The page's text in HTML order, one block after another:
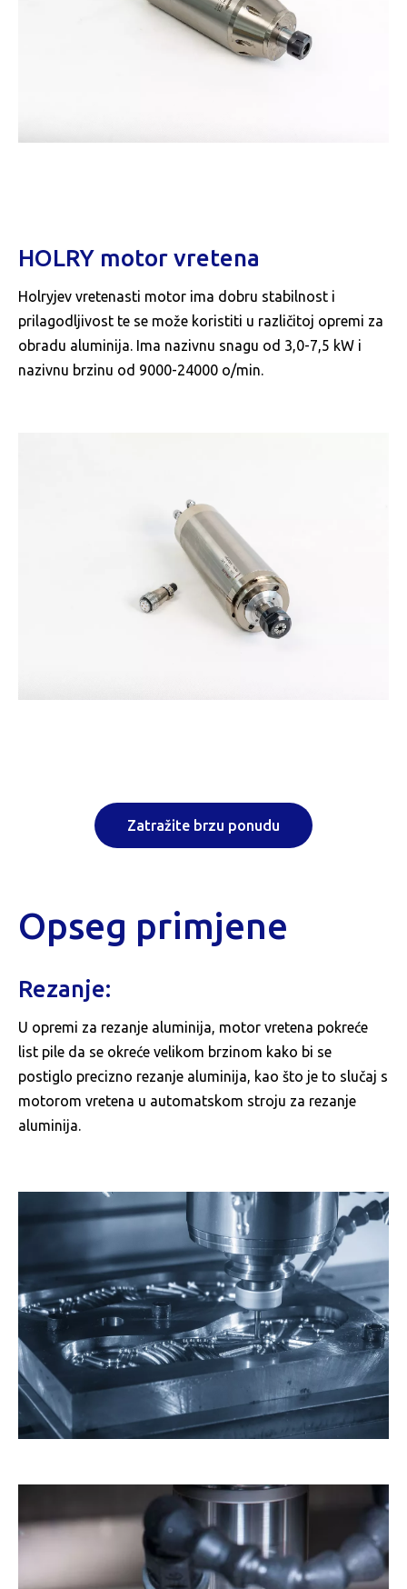
HOLRY motor vretena
Holryjev vretenasti motor ima dobru stabilnost i
prilagodljivost te se može koristiti u različitoj opremi za
obradu aluminija. Ima nazivnu snagu od 3,0-7,5 kW i
nazivnu brzinu od 9000-24000 o/min.
Zatražite brzu ponudu
Opseg primjene
Rezanje:
U opremi za rezanje aluminija, motor vretena pokreće
list pile da se okreće velikom brzinom kako bi se
postiglo precizno rezanje aluminija, kao što je to slučaj s
motorom vretena u automatskom stroju za rezanje
aluminija.